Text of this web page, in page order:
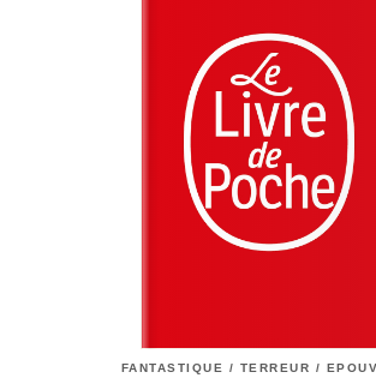
FANTASTIQUE / TERREUR /